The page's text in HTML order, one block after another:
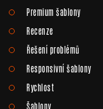
Premium šablony
Recenze
Řešení problémů
Responsivní šablony
Rychlost
Šablony